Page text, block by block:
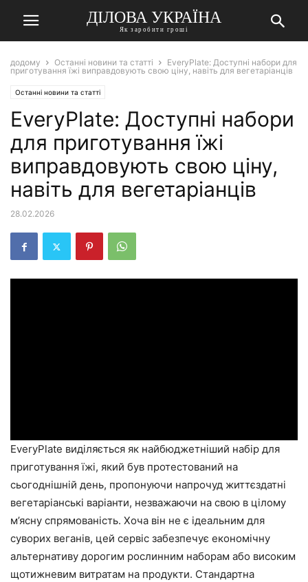
ДІЛОВА УКРАЇНА
Як заробити гроші
додому Останні новини та статті
EveryPlate: Доступні набори для
приготування їжі виправдовують свою ціну, навіть для вегетаріанців
Останні новини та статті
EveryPlate: Доступні набори
для приготування їжі
виправдовують свою ціну,
навіть для вегетаріанців
28.02.2026
EveryPlate виділяється як найбюджетніший набір для
приготування їжі, який був протестований на
сьогоднішній день, пропонуючи напрочуд життєздатні
вегетаріанські варіанти, незважаючи на свою в цілому
м’ясну спрямованість. Хоча він не є ідеальним для
суворих веганів, цей сервіс забезпечує економічну
альтернативу дорогим рослинним наборам або високим
щотижневим витратам на продукти. Стандартна